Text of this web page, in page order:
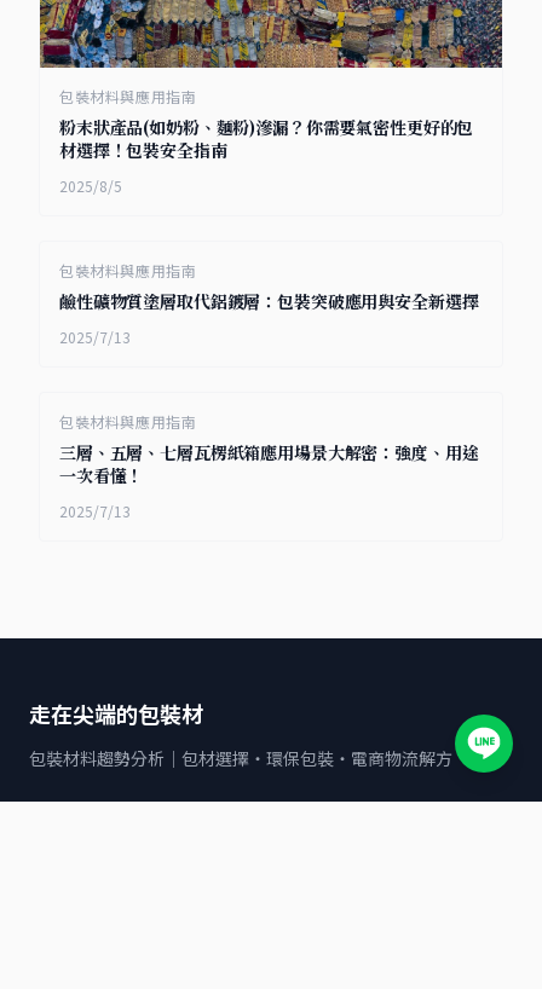
包裝材料與應用指南
粉末狀產品(如奶粉、麵粉)滲漏？你需要氣密性更好的包
材選擇！包裝安全指南
2025/8/5
包裝材料與應用指南
鹼性礦物質塗層取代鋁鍍層：包裝突破應用與安全新選擇
2025/7/13
包裝材料與應用指南
三層、五層、七層瓦楞紙箱應用場景大解密：強度、用途
一次看懂！
2025/7/13
走在尖端的包裝材
包裝材料趨勢分析｜包材選擇・環保包裝・電商物流解方